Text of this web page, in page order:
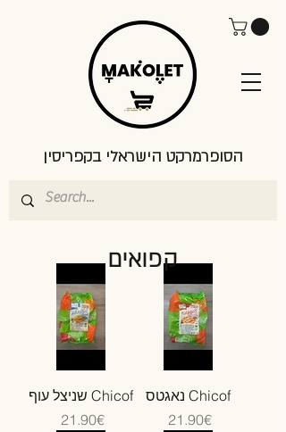
הסופרמרקט הישראלי בקפריסין
שניצל עוף Chicof
Price ‏21.90 ‏€
נאגטס Chicof
Price ‏21.90 ‏€
קפואים